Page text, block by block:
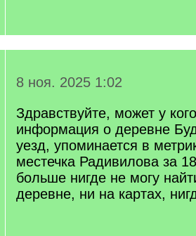
8 ноя. 2025 1:02
Здравствуйте, может у
информация о деревне
уезд, упоминается в
местечка Радивилова за
больше нигде не могу
деревне, ни на картах,